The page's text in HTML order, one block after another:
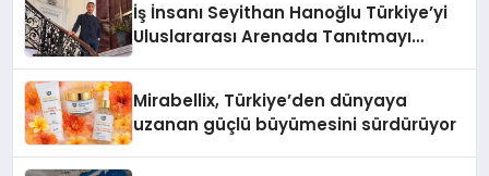
İş İnsanı Seyithan Hanoğlu Türkiye’yi
Uluslararası Arenada Tanıtmayı
Mirabellix, Türkiye’den dünyaya
uzanan güçlü büyümesini sürdürüyor